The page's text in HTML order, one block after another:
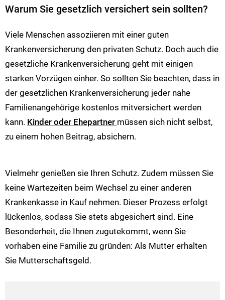
Warum Sie gesetzlich versichert sein sollten?
Viele Menschen assoziieren mit einer guten
Krankenversicherung den privaten Schutz. Doch auch die
gesetzliche Krankenversicherung geht mit einigen
starken Vorzügen einher. So sollten Sie beachten, dass in
der gesetzlichen Krankenversicherung jeder nahe
Familienangehörige kostenlos mitversichert werden
kann. Kinder oder Ehepartner müssen sich nicht selbst,
zu einem hohen Beitrag, absichern.
Vielmehr genießen sie Ihren Schutz. Zudem müssen Sie
keine Wartezeiten beim Wechsel zu einer anderen
Krankenkasse in Kauf nehmen. Dieser Prozess erfolgt
lückenlos, sodass Sie stets abgesichert sind. Eine
Besonderheit, die Ihnen zugutekommt, wenn Sie
vorhaben eine Familie zu gründen: Als Mutter erhalten
Sie Mutterschaftsgeld.